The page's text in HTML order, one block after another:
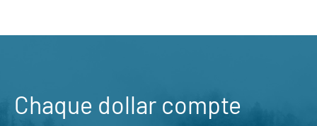
Chaque dollar compte